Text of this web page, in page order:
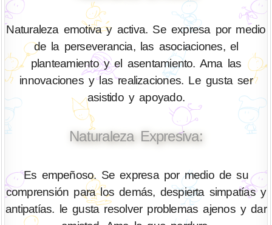
Naturaleza emotiva y activa. Se expresa por medio
de la perseverancia, las asociaciones, el
planteamiento y el asentamiento. Ama las
innovaciones y las realizaciones. Le gusta ser
asistido y apoyado.
Naturaleza Expresiva:
Es empeñoso. Se expresa por medio de su
comprensión para los demás, despierta simpatías y
antipatías. le gusta resolver problemas ajenos y dar